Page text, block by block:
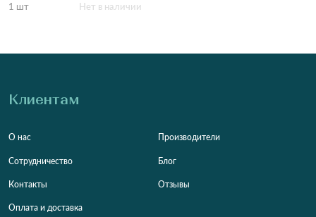
1 шт Нет в наличии
Клиентам
О нас
Сотрудничество
Контакты
Оплата и доставка
Производители
Блог
Отзывы